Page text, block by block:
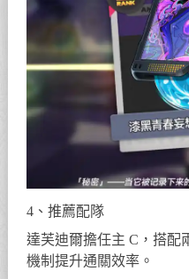
4、推薦配隊
達芙迪爾擔任主 C，搭配
機制提升通關效率。